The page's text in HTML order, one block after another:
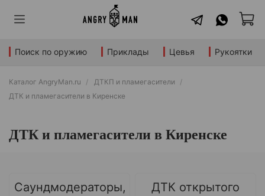
Поиск по оружию Приклады Цевья Рукоятки
Каталог AngryMan.ru
ДТКП и пламегасители
ДТК и пламегасители в Киренске
ДТК и пламегасители в Киренске
Саундмодераторы,
ДТК открытого